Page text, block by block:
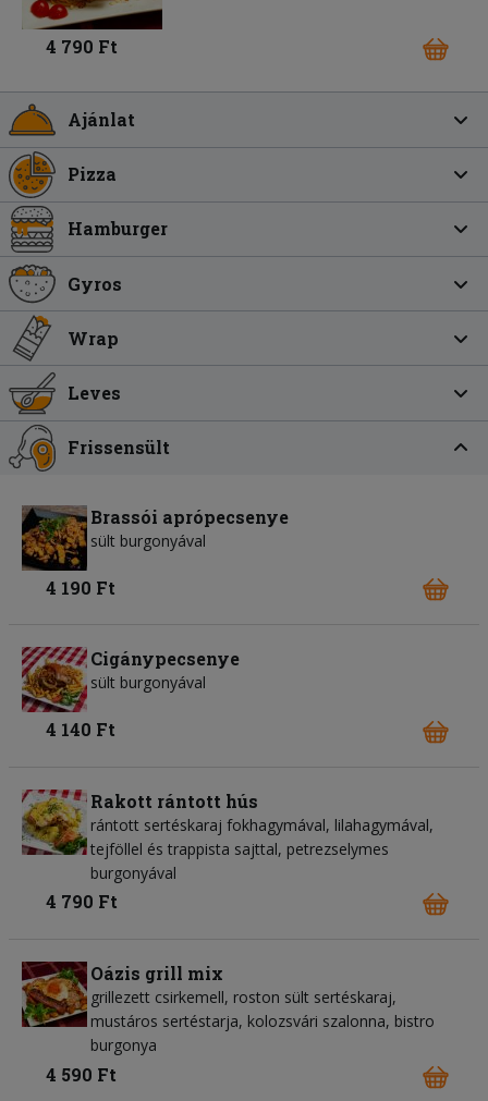
4 790 Ft
Ajánlat
Pizza
Hamburger
Gyros
Wrap
Leves
Frissensült
Brassói aprópecsenye
sült burgonyával
4 190 Ft
Cigánypecsenye
sült burgonyával
4 140 Ft
Rakott rántott hús
rántott sertéskaraj fokhagymával, lilahagymával,
tejföllel és trappista sajttal, petrezselymes
burgonyával
4 790 Ft
Oázis grill mix
grillezett csirkemell, roston sült sertéskaraj,
mustáros sertéstarja, kolozsvári szalonna, bistro
burgonya
4 590 Ft